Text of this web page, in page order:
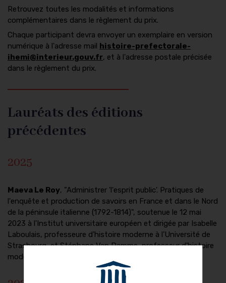
Retrouvez toutes les modalités et informations
complémentaires dans le règlement du prix.
Chaque participant devra envoyer un exemplaire en version
numérique à l'adresse mail histoire-prefectorale-
ihemi@interieur.gouv.fr, et à l'adresse postale précisée
dans le règlement du prix.
Lauréats des éditions
précédentes
2025
Maeva Le Roy, "Administrer 'l'esprit public'. Pratiques de
l'enquête et production de savoirs en France et dans le Nord
de la péninsule italienne (1792-1814)", soutenue le 12 mai
2023 à l'Institut universitaire européen et dirigée par Isabelle
Laboulais, professeure d'histoire moderne à l'Université de
Strasbourg, et Stéphane Van Damme, professeur d'histoire
moderne à l'Institut universitaire européen.